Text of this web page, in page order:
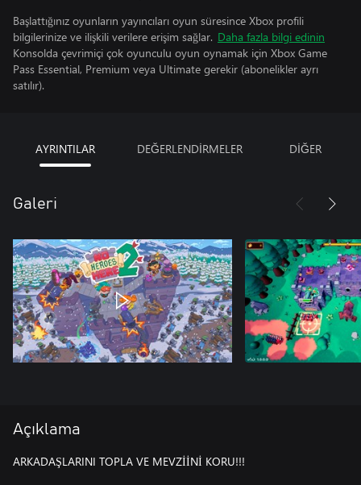
Başlattığınız oyunların yayıncıları oyun süresince Xbox profili
bilgilerinize ve ilişkili verilere erişim sağlar. Daha fazla bilgi edinin
Konsolda çevrimiçi çok oyunculu oyun oynamak için Xbox Game
Pass Essential, Premium veya Ultimate gerekir (abonelikler ayrı
satılır).
AYRINTILAR DEĞERLENDİRMELER DİĞER
Galeri
Açıklama
ARKADAŞLARINI TOPLA VE MEVZİİNİ KORU!!!